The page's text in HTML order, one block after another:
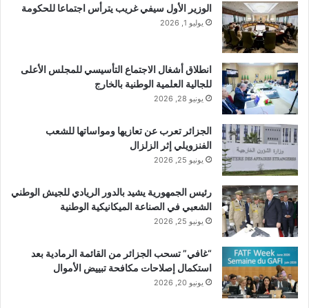
الوزير الأول سيفي غريب يترأس اجتماعا للحكومة
يوليو 1, 2026
انطلاق أشغال الاجتماع التأسيسي للمجلس الأعلى
للجالية العلمية الوطنية بالخارج
يونيو 28, 2026
الجزائر تعرب عن تعازيها ومواساتها للشعب
الفنزويلي إثر الزلزال
يونيو 25, 2026
رئيس الجمهورية يشيد بالدور الريادي للجيش الوطني
الشعبي في الصناعة الميكانيكية الوطنية
يونيو 25, 2026
“غافي” تسحب الجزائر من القائمة الرمادية بعد
استكمال إصلاحات مكافحة تبييض الأموال
يونيو 20, 2026